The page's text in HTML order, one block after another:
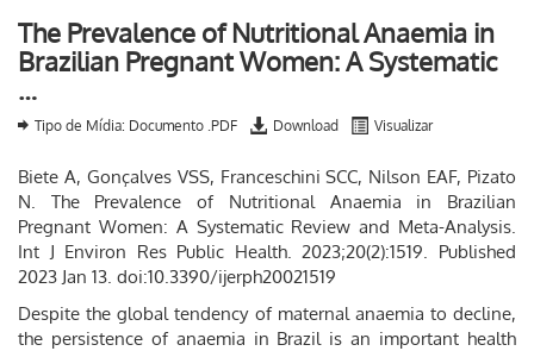
The Prevalence of Nutritional Anaemia in
Brazilian Pregnant Women: A Systematic
…
Tipo de Mídia: Documento .PDF Download Visualizar
Biete A, Gonçalves VSS, Franceschini SCC, Nilson EAF, Pizato
N. The Prevalence of Nutritional Anaemia in Brazilian
Pregnant Women: A Systematic Review and Meta-Analysis.
Int J Environ Res Public Health. 2023;20(2):1519. Published
2023 Jan 13. doi:10.3390/ijerph20021519
Despite the global tendency of maternal anaemia to decline,
the persistence of anaemia in Brazil is an important health